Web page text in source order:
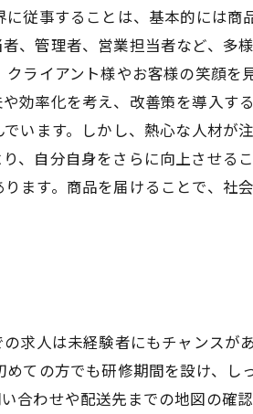
従事することは、基本的には商
、管理者、営業担当者など、多
ライアント様やお客様の笑顔
効率化を考え、改善策を導入す
います。しかし、熱心な人材
、自分自身をさらに向上させる
ます。商品を届けることで、社
求人は未経験者にもチャンス
ての方でも研修期間を設け、
合わせや配送先までの地図の確